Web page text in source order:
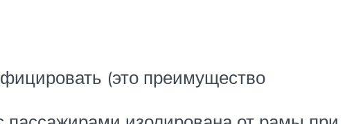
(это преимущество